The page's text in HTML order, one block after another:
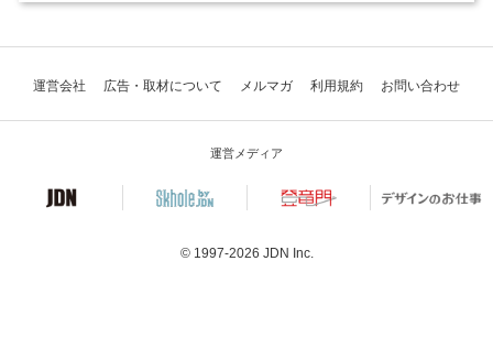
運営会社 広告・取材について メルマガ 利用規約 お問い合わせ
運営メディア
© 1997-2026 JDN Inc.